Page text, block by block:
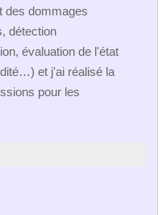
des dommages
détection
évaluation de l'état
et j'ai réalisé la
pour les